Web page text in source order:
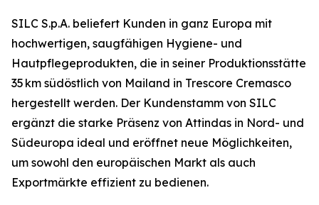
SILC S.p.A. beliefert Kunden in ganz Europa mit
hochwertigen, saugfähigen Hygiene- und
Hautpflegeprodukten, die in seiner Produktionsstätte
35 km südöstlich von Mailand in Trescore Cremasco
hergestellt werden. Der Kundenstamm von SILC
ergänzt die starke Präsenz von Attindas in Nord- und
Südeuropa ideal und eröffnet neue Möglichkeiten,
um sowohl den europäischen Markt als auch
Exportmärkte effizient zu bedienen.